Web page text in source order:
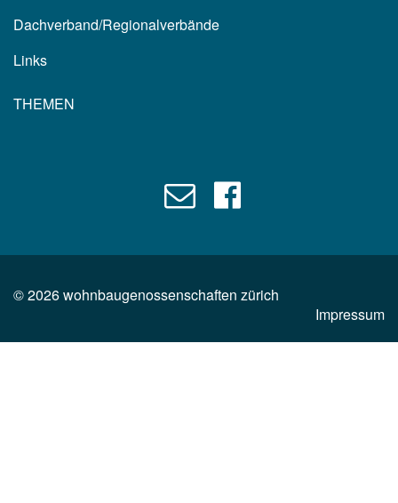
Dachverband/Regionalverbände
Links
THEMEN
©2026wohnbaugenossenschaften zürich
Impressum